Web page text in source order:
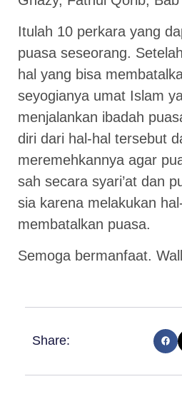
Itulah 10 perkara yang
puasa seseorang.
hal yang bisa
seyogianya umat Islam
menjalankan ibadah
diri dari hal-hal tersebut
meremehkannya agar
sah secara syari’at dan
sia karena melakukan
membatalkan puasa.
Semoga bermanfaat.
Share: